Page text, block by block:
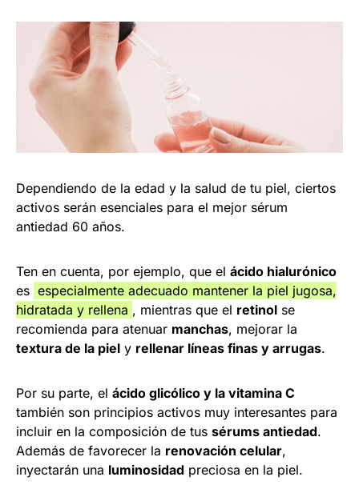
Dependiendo de la edad y la salud de tu piel, ciertos
activos serán esenciales para el mejor sérum
antiedad 60 años.
Ten en cuenta, por ejemplo, que el ácido hialurónico
es especialmente adecuado mantener la piel jugosa,
hidratada y rellena , mientras que el retinol se
recomienda para atenuar manchas, mejorar la
textura de la piel y rellenar líneas finas y arrugas.
Por su parte, el ácido glicólico y la vitamina C
también son principios activos muy interesantes para
incluir en la composición de tus sérums antiedad.
Además de favorecer la renovación celular,
inyectarán una luminosidad preciosa en la piel.